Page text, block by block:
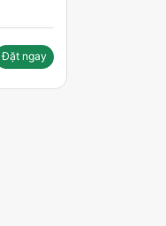
Đặt ngay